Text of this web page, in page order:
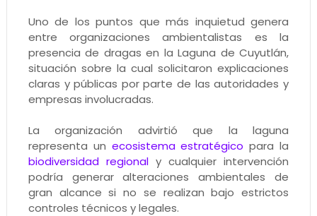
Uno de los puntos que más inquietud genera
entre organizaciones ambientalistas es la
presencia de dragas en la Laguna de Cuyutlán,
situación sobre la cual solicitaron explicaciones
claras y públicas por parte de las autoridades y
empresas involucradas.
La organización advirtió que la laguna
representa un ecosistema estratégico para la
biodiversidad regionaly cualquier intervención
podría generar alteraciones ambientales de
gran alcance si no se realizan bajo estrictos
controles técnicos y legales.